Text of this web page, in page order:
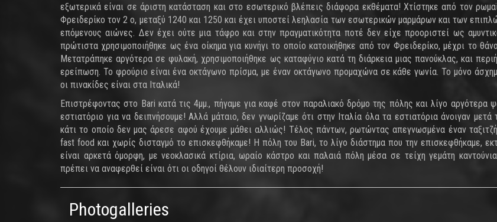
εξωτερικά είναι σε άριστη κατάσταση και στο εσωτερικό βλέπεις διάφορα εκθέματα! Χτίστηκε από τον
Φρειδερίκο τον 2 ο, μεταξύ 1240 και 1250 και έχει υποστεί λεηλασία των εσωτερικών μαρμάρων και των
επόμενους αιώνες. Δεν έχει ούτε μια τάφρο και στην πραγματικότητα ποτέ δεν είχε προοριστεί ως
πρώτιστα χρησιμοποιήθηκε ως ένα οίκημα για κυνήγι το οποίο κατοικήθηκε από τον Φρειδερίκο, μέχρι το
Μετατράπηκε αργότερα σε φυλακή, χρησιμοποιήθηκε ως καταφύγιο κατά τη διάρκεια μιας πανούκλας, και
ερείπωση. Το φρούριο είναι ένα οκτάγωνο πρίσμα, με έναν οκτάγωνο προμαχώνα σε κάθε γωνία. Το μόνο
οι πινακίδες είναι στα Ιταλικά!
Επιστρέφοντας στο Bari κατά τις 4μμ., πήγαμε για καφέ στον παραλιακό δρόμο της πόλης και λίγο αργότερα
εστιατόριο για να δειπνήσουμε! Αλλά μάταιο, δεν γνωρίζαμε ότι στην Ιταλία όλα τα εστιατόρια άνοιγαν μετά
κάτι το οποίο δεν μας άρεσε αφού έχουμε μάθει αλλιώς! Τέλος πάντων, ρωτώντας απεγνωσμένα έναν
fast food και χωρίς δισταγμό το επισκεφθήκαμε! Η πόλη του Bari, το λίγο διάστημα που την επισκεφθήκαμε,
είναι αρκετά όμορφη, με νεοκλασικά κτίρια, ωραίο κάστρο και παλαιά πόλη μέσα σε τείχη γεμάτη
πρέπει να αναφερθεί είναι ότι οι οδηγοί θέλουν ιδιαίτερη προσοχή!
Photogalleries